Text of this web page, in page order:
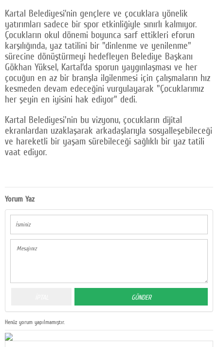
Kartal Belediyesi’nin gençlere ve çocuklara yönelik
yatırımları sadece bir spor etkinliğiyle sınırlı kalmıyor.
Çocukların okul dönemi boyunca sarf ettikleri eforun
karşılığında, yaz tatilini bir "dinlenme ve yenilenme"
sürecine dönüştürmeyi hedefleyen Belediye Başkanı
Gökhan Yüksel, Kartal’da sporun yaygınlaşması ve her
çocuğun en az bir branşla ilgilenmesi için çalışmaların hız
kesmeden devam edeceğini vurgulayarak "Çocuklarımız
her şeyin en iyisini hak ediyor" dedi.
Kartal Belediyesi'nin bu vizyonu, çocukların dijital
ekranlardan uzaklaşarak arkadaşlarıyla sosyalleşebileceği
ve hareketli bir yaşam sürebileceği sağlıklı bir yaz tatili
vaat ediyor.
Yorum Yaz
Henüz yorum yapılmamıştır.